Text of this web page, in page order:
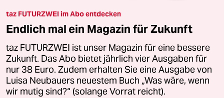
taz FUTURZWEI im Abo entdecken
Endlich mal ein Magazin für Zukunft
taz FUTURZWEI ist unser Magazin für eine bessere
Zukunft. Das Abo bietet jährlich vier Ausgaben für
nur 38 Euro. Zudem erhalten Sie eine Ausgabe von
Luisa Neubauers neuestem Buch „Was wäre, wenn
wir mutig sind?“ (solange Vorrat reicht).